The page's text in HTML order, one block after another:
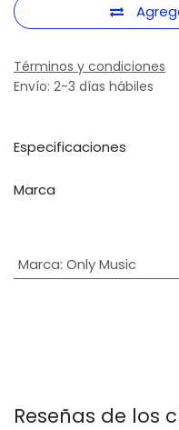
Términos y condiciones
Envío: 2-3 días hábiles
Especificaciones
Marca
Marca: Only Music
Reseñas de los